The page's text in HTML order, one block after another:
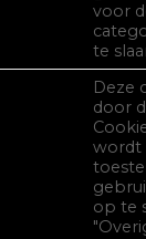
voor
te
Deze
door
wordt
op te